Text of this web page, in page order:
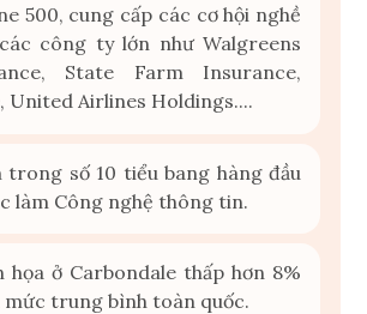
500, cung cấp các cơ hội nghề
công ty lớn như Walgreens
State Farm Insurance,
United Airlines Holdings....
trong số 10 tiểu bang hàng đầu
làm Công nghệ thông tin.
họa ở Carbondale thấp hơn 8%
mức trung bình toàn quốc.